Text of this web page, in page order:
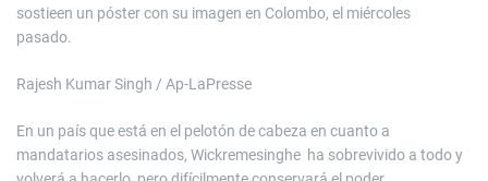
sostieen un póster con su imagen en Colombo, el miércoles
pasado.
Rajesh Kumar Singh / Ap-LaPresse
En un país que está en el pelotón de cabeza en cuanto a
mandatarios asesinados, Wickremesinghe ha sobrevivido a todo y